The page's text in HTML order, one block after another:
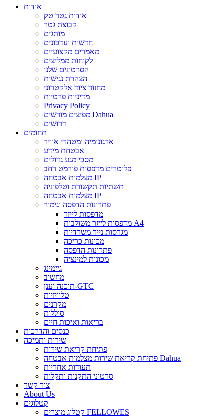
אודות
אודות גטר טק
קבוצת גטר
מותגים
חדשות ועדכונים
מאמרים מקצועיים
לקוחות ממליצים
הסרטונים שלנו
הצהרת נגישות
מחזור ציוד אלקטרוני
מדיניות פרטיות
Privacy Policy
מפיצים מורשים Dahua
דרושים
תחומים
ארגונומיה ומטהרי אוויר
אבטחת מידע
מסכי מגע גדולים
פלוטרים מדפסות פורמט רחב
מצלמות אבטחה IP
תשתיות תקשורת וטלפוניה
מצלמות אבטחה IP
פתרונות הדפסה וגימור
מדפסות לייזר
מדפסות לייזר משולבות A4
מגרסות נייר משרדיות
מכונות כריכה
פתרונות הדפסה
מכונות למינציה
גיימינג
מחשוב
תוכנה וענן-GTC
טלוויזיות
מקרנים
סוללות
בריאות ואיכות חיים
כנסים והדרכות
שירות ותמיכה
פתיחת קריאת שירות
פתיחת קריאת שירות מצלמות אבטחה Dahua
תעודות אחריות
סרטוני התקנות ותקלות
צור קשר
About Us
קטלוגים
קטלוג מוצרים FELLOWES